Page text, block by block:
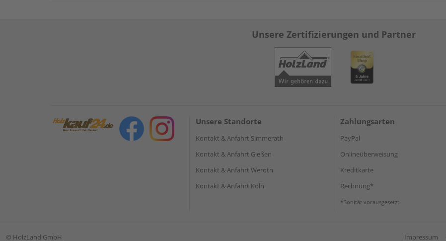
Unsere Zertifizierungen und Partner
Unsere Standorte
Kontakt & Anfahrt Simmerath
Kontakt & Anfahrt Gießen
Kontakt & Anfahrt Weroth
Kontakt & Anfahrt Köln
Zahlungsarten
PayPal
Onlineüberweisung
Kreditkarte
Rechnung*
*Bonität vorausgesetzt
© HolzLand GmbH Impressum